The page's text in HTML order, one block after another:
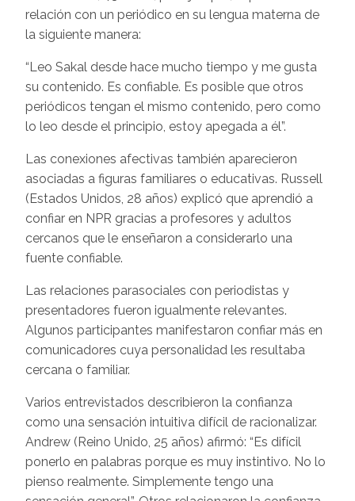
relación con un periódico en su lengua materna de
la siguiente manera:
“Leo Sakal desde hace mucho tiempo y me gusta
su contenido. Es confiable. Es posible que otros
periódicos tengan el mismo contenido, pero como
lo leo desde el principio, estoy apegada a él”.
Las conexiones afectivas también aparecieron
asociadas a figuras familiares o educativas. Russell
(Estados Unidos, 28 años) explicó que aprendió a
confiar en NPR gracias a profesores y adultos
cercanos que le enseñaron a considerarlo una
fuente confiable.
Las relaciones parasociales con periodistas y
presentadores fueron igualmente relevantes.
Algunos participantes manifestaron confiar más en
comunicadores cuya personalidad les resultaba
cercana o familiar.
Varios entrevistados describieron la confianza
como una sensación intuitiva difícil de racionalizar.
Andrew (Reino Unido, 25 años) afirmó: “Es difícil
ponerlo en palabras porque es muy instintivo. No lo
pienso realmente. Simplemente tengo una